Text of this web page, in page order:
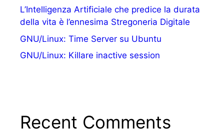
L’Intelligenza Artificiale che predice la durata
della vita è l’ennesima Stregoneria Digitale
GNU/Linux: Time Server su Ubuntu
GNU/Linux: Killare inactive session
Recent Comments